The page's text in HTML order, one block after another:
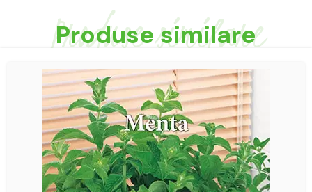
Produse similare
Produse similare